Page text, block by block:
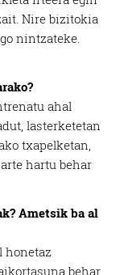
Nire bizitokia
nintzateke.
ahal
lasterketetan
txapelketan,
hartu behar
Ametsik ba al
honetaz
behar